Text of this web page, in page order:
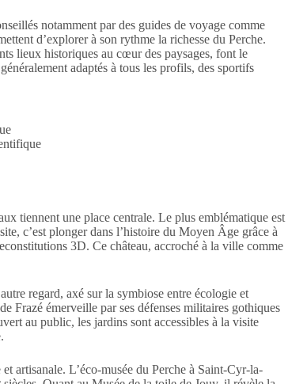
notamment par des guides de voyage comme
d’explorer à son rythme la richesse du Perche.
lieux historiques au cœur des paysages, font le
adaptés à tous les profils, des sportifs
tiennent une place centrale. Le plus emblématique est
c’est plonger dans l’histoire du Moyen Âge grâce à
3D. Ce château, accroché à la ville comme
regard, axé sur la symbiose entre écologie et
Frazé émerveille par ses défenses militaires gothiques
au public, les jardins sont accessibles à la visite
artisanale. L’éco-musée du Perche à Saint-Cyr-la-